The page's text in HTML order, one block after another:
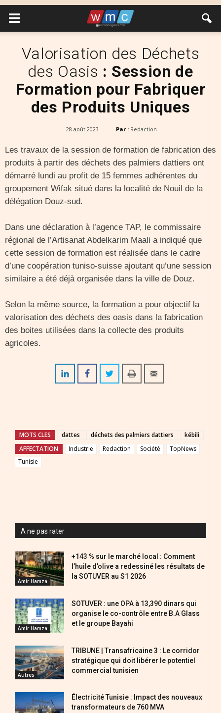
Valorisation des Déchets
des Oasis : Session de
Formation pour Fabriquer
des Produits Uniques
28 août 2023 Par : Redaction
Les travaux de la session de formation de fabrication des
produits à partir des déchets des palmiers dattiers ont
démarré lundi au profit de 15 femmes adhérentes du
groupement Wifak situé dans la localité de Nouil de la
délégation Douz-sud.
Dans une déclaration à l’agence TAP, le commissaire
régional de l’Artisanat Abdelkarim Maali a indiqué que
cette session de formation est réalisée dans le cadre
d’une coopération tuniso-suisse ajoutant qu’une session
similaire a été déjà organisée dans la ville de Douz.
Selon la même source, la formation a pour objectif la
valorisation des déchets des oasis dans la fabrication
des boites utilisées dans la collecte des produits
agricoles.
MOTS CLES dattes déchets des palmiers dattiers
kébili
AFFECTATION
Industrie Redaction Société
TopNews
Tunisie
A ne pas rater
Amir Hamza
+143 % sur le marché local : Comment
l’huile d’olive a redessiné les résultats de
la SOTUVER au S1 2026
Amir Hamza
SOTUVER : une OPA à 13,390 dinars qui
organise le co-contrôle entre B.A Glass
et le groupe Bayahi
Autres
TRIBUNE | Transafricaine 3 : Le corridor
stratégique qui doit libérer le potentiel
commercial tunisien
Électricité Tunisie : Impact des nouveaux
transformateurs de 760 MVA